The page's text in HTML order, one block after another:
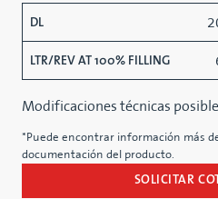
DL
LTR/REV AT 100% FILLING
Modificaciones técnicas
*Puede encontrar información más
documentación del producto.
SOLICITAR